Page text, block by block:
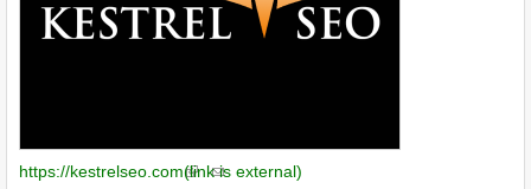
https://kestrelseo.com(link is external)